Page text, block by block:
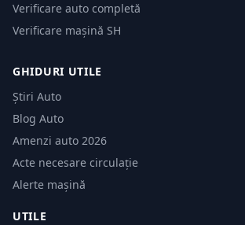
Verificare auto completă
Verificare mașină SH
GHIDURI UTILE
Știri Auto
Blog Auto
Amenzi auto 2026
Acte necesare circulație
Alerte mașină
UTILE